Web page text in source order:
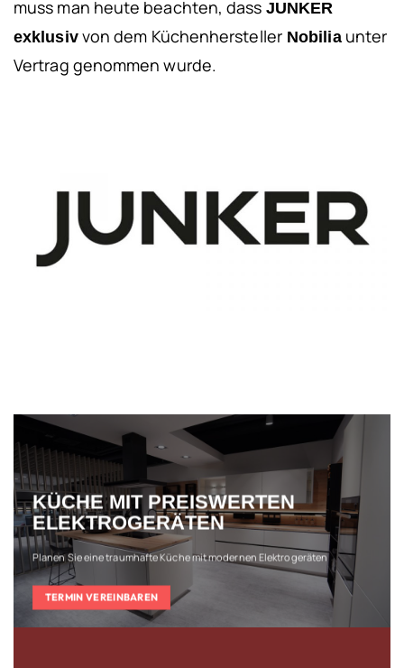
muss man heute beachten, dass JUNKER
exklusivvon dem KüchenherstellerNobiliaunter
Vertrag genommen wurde.
KÜCHE MIT PREISWERTEN
ELEKTROGERÄTEN
Planen Sie eine traumhafte Küche mit modernen Elektrogeräten
TERMIN VEREINBAREN